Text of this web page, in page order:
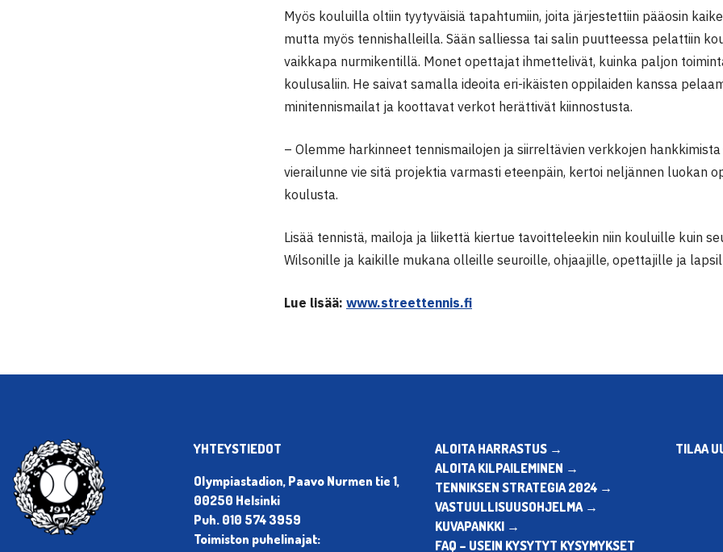
Myös kouluilla oltiin tyytyväisiä tapahtumiin, joita järjestettiin pääosin
mutta myös tennishalleilla. Sään salliessa tai salin puutteessa pelattiin
vaikkapa nurmikentillä. Monet opettajat ihmettelivät, kuinka paljon
koulusaliin. He saivat samalla ideoita eri-ikäisten oppilaiden kanssa
minitennismailat ja koottavat verkot herättivät kiinnostusta.
– Olemme harkinneet tennismailojen ja siirreltävien verkkojen
vierailunne vie sitä projektia varmasti eteenpäin, kertoi neljännen luokan
koulusta.
Lisää tennistä, mailoja ja liikettä kiertue tavoitteleekin niin kouluille kuin
Wilsonille ja kaikille mukana olleille seuroille, ohjaajille, opettajille ja
Lue lisää: www.streettennis.fi
YHTEYSTIEDOT
Olympiastadion, Paavo Nurmen tie 1,
00250 Helsinki
Puh. 010 574 3959
Toimiston puhelinajat:
ALOITA HARRASTUS →
ALOITA KILPAILEMINEN →
TENNIKSEN STRATEGIA 2024 →
VASTUULLISUUSOHJELMA →
KUVAPANKKI →
FAQ – USEIN KYSYTYT KYSYMYKSET
TILAA